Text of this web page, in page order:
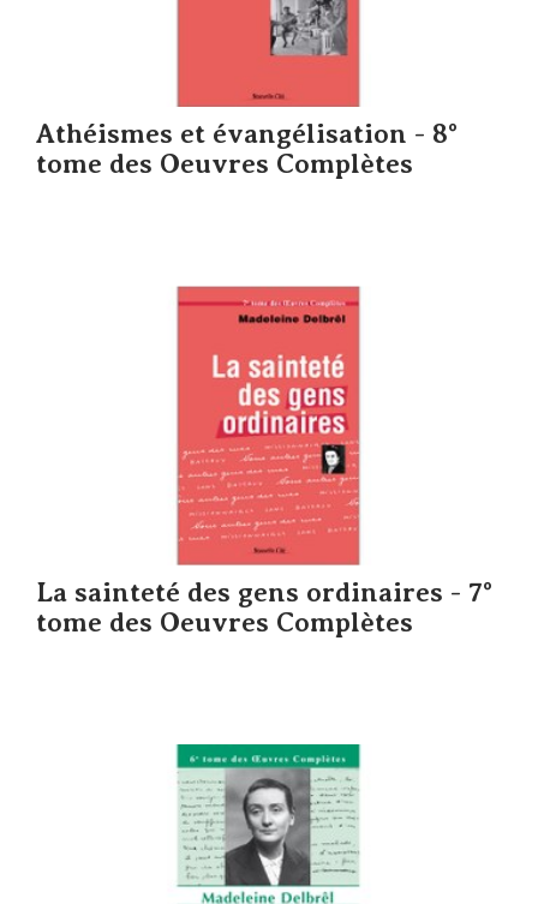
Athéismes et évangélisation - 8°
tome des Oeuvres Complètes
La sainteté des gens ordinaires - 7°
tome des Oeuvres Complètes